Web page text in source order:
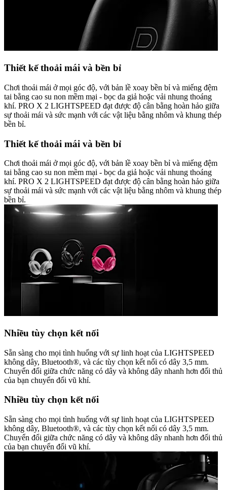
Thiết kế thoải mái và bền bỉ
Chơi thoải mái ở mọi góc độ, với bản lề xoay bền bỉ và miếng đệm
tai bằng cao su non mềm mại - bọc da giả hoặc vải nhung thoáng
khí. PRO X 2 LIGHTSPEED đạt được độ cân bằng hoàn hảo giữa
sự thoải mái và sức mạnh với các vật liệu bằng nhôm và khung thép
bền bỉ.
Thiết kế thoải mái và bền bỉ
Chơi thoải mái ở mọi góc độ, với bản lề xoay bền bỉ và miếng đệm
tai bằng cao su non mềm mại - bọc da giả hoặc vải nhung thoáng
khí. PRO X 2 LIGHTSPEED đạt được độ cân bằng hoàn hảo giữa
sự thoải mái và sức mạnh với các vật liệu bằng nhôm và khung thép
bền bỉ.
Nhiều tùy chọn kết nối
Sẵn sàng cho mọi tình huống với sự linh hoạt của LIGHTSPEED
không dây, Bluetooth®, và các tùy chọn kết nối có dây 3,5 mm.
Chuyển đổi giữa chức năng có dây và không dây nhanh hơn đối thủ
của bạn chuyển đổi vũ khí.
Nhiều tùy chọn kết nối
Sẵn sàng cho mọi tình huống với sự linh hoạt của LIGHTSPEED
không dây, Bluetooth®, và các tùy chọn kết nối có dây 3,5 mm.
Chuyển đổi giữa chức năng có dây và không dây nhanh hơn đối thủ
của bạn chuyển đổi vũ khí.